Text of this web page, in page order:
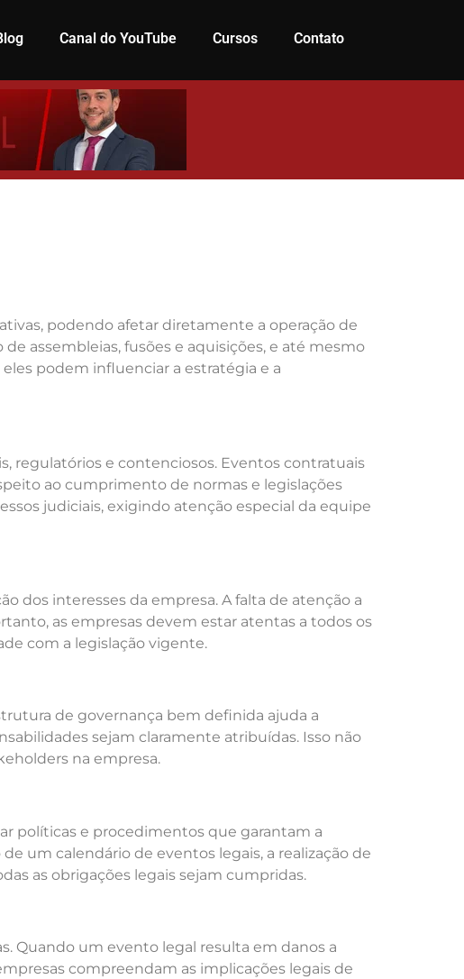
Canal do YouTube Cursos Contato
podendo afetar diretamente a operação de
assembleias, fusões e aquisições, e até mesmo
podem influenciar a estratégia e a
regulatórios e contenciosos. Eventos contratuais
ao cumprimento de normas e legislações
judiciais, exigindo atenção especial da equipe
dos interesses da empresa. A falta de atenção a
as empresas devem estar atentas a todos os
com a legislação vigente.
de governança bem definida ajuda a
sejam claramente atribuídas. Isso não
na empresa.
políticas e procedimentos que garantam a
um calendário de eventos legais, a realização de
as obrigações legais sejam cumpridas.
Quando um evento legal resulta em danos a
compreendam as implicações legais de